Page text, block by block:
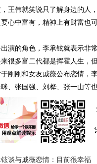
王伟就笑说只了解身边的人
心中富有，精神上有财富也
的角色，李承铉就表示非常
很多富二代都是挥霍人生，
刚刚和女友戚薇公布恋情，
、张国强、刘桦、张一山等
谈与戚薇恋情：目前很幸福